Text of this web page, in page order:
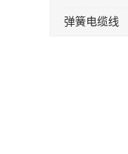
弹簧电缆线